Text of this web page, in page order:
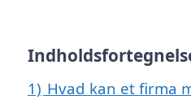
1) Hvad kan et firma